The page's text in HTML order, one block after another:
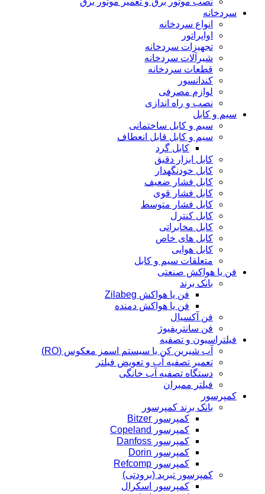
سردخانه
انواع سردخانه
اواپراتور
تجهیزات سردخانه
شیرآلات سردخانه
قطعات سردخانه
کندانسور
لوازم مصرفی
نصب و راه اندازی
سیم و کابل
سیم و کابل ساختمانی
سیم و کابل قابل انعطاف
کابل گرد
کابل ابزار دقیق
کابل خودنگهدار
کابل فشار ضعیف
کابل فشار قوی
کابل فشار متوسط
کابل کنترل
کابل مخابراتی
کابل های خاص
کابل هوایی
متعلقات سیم و کابل
فن یا هواکش صنعتی
بانک برند
فن یا هواکش Zilabeg
فن یا هواکش دمنده
فن آکسیال
فن سانتریفیوژ
فیلتراسیون و تصفیه
آب شیرین کن یا سیستم اسمز معکوس (RO)
تعمیر تصفیه آب و تعویض فیلتر
دستگاه تصفیه آب خانگی
فیلتر ممبران
کمپرسور
بانک برند کمپرسور
کمپرسور Bitzer
کمپرسور Copeland
کمپرسور Danfoss
کمپرسور Dorin
کمپرسور Refcomp
کمپرسور تبرید (برودتی)
کمپرسور اسکرال